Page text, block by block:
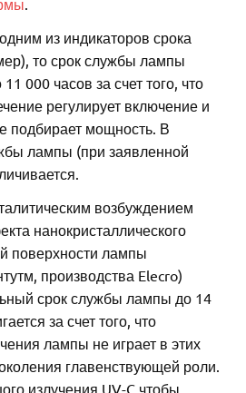
из индикаторов срока
то срок службы лампы
000 часов за счет того, что
регулирует включение и
подбирает мощность. В
лампы (при заявленной
возбуждением
нанокристаллического
поверхности лампы
производства Elecro)
срок службы лампы до 14
за счет того, что
лампы не играет в этих
главенствующей роли.
излучения UV-C чтобы